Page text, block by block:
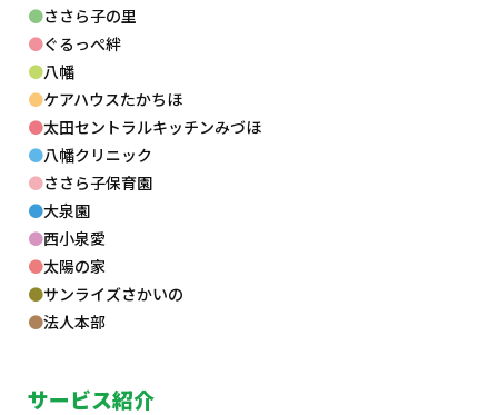
ささら子の里
ぐるっぺ絆
八幡
ケアハウスたかちほ
太田セントラルキッチンみづほ
八幡クリニック
ささら子保育園
大泉園
西小泉愛
太陽の家
サンライズさかいの
法人本部
サービス紹介